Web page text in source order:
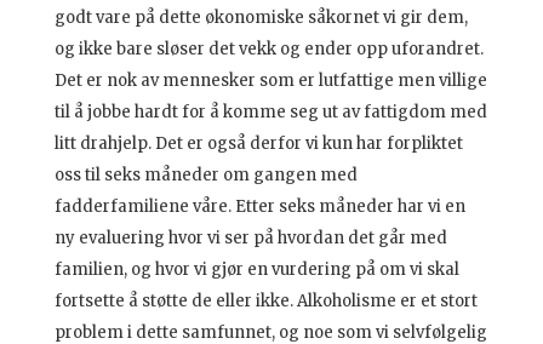
godt vare på dette økonomiske såkornet vi gir dem,
og ikke bare sløser det vekk og ender opp uforandret.
Det er nok av mennesker som er lutfattige men villige
til å jobbe hardt for å komme seg ut av fattigdom med
litt drahjelp. Det er også derfor vi kun har forpliktet
oss til seks måneder om gangen med
fadderfamiliene våre. Etter seks måneder har vi en
ny evaluering hvor vi ser på hvordan det går med
familien, og hvor vi gjør en vurdering på om vi skal
fortsette å støtte de eller ikke. Alkoholisme er et stort
problem i dette samfunnet, og noe som vi selvfølgelig